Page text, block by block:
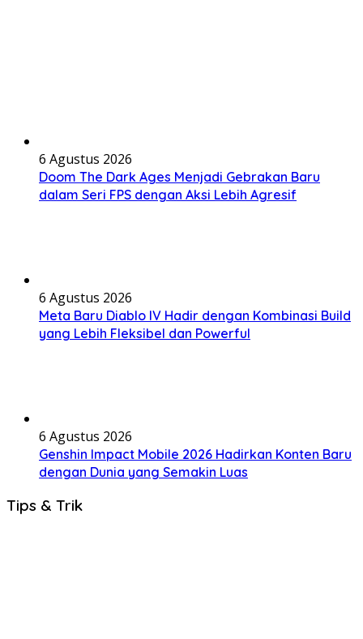
6 Agustus 2026
Doom The Dark Ages Menjadi Gebrakan Baru
dalam Seri FPS dengan Aksi Lebih Agresif
6 Agustus 2026
Meta Baru Diablo IV Hadir dengan Kombinasi Build
yang Lebih Fleksibel dan Powerful
6 Agustus 2026
Genshin Impact Mobile 2026 Hadirkan Konten Baru
dengan Dunia yang Semakin Luas
Tips & Trik